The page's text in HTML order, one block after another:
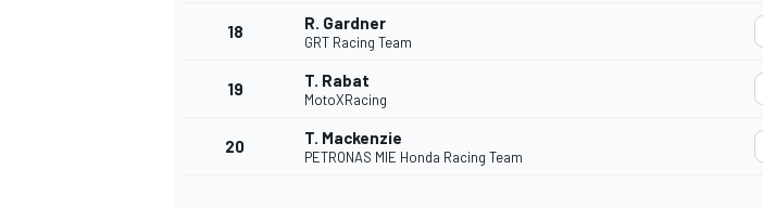
18 R. Gardner
GRT Racing Team
19 T. Rabat
MotoXRacing
20 T. Mackenzie
PETRONAS MIE Honda Racing Team